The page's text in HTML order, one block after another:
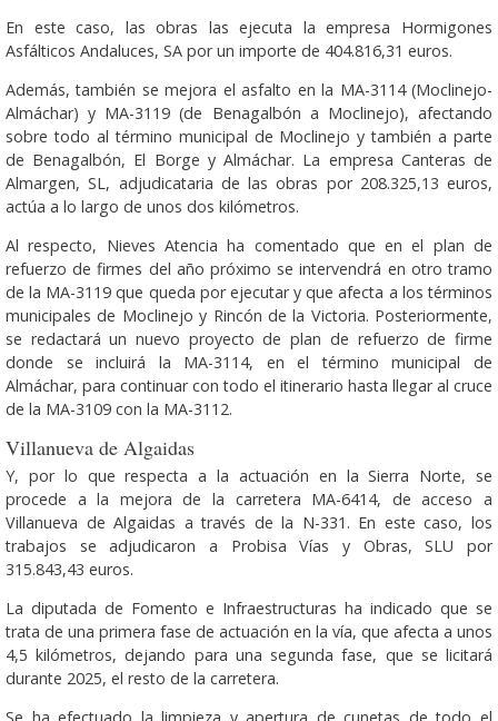
En este caso, las obras las ejecuta la empresa Hormigones
Asfálticos Andaluces, SA por un importe de 404.816,31 euros.
Además, también se mejora el asfalto en la MA-3114 (Moclinejo-
Almáchar) y MA-3119 (de Benagalbón a Moclinejo), afectando
sobre todo al término municipal de Moclinejo y también a parte
de Benagalbón, El Borge y Almáchar. La empresa Canteras de
Almargen, SL, adjudicataria de las obras por 208.325,13 euros,
actúa a lo largo de unos dos kilómetros.
Al respecto, Nieves Atencia ha comentado que en el plan de
refuerzo de firmes del año próximo se intervendrá en otro tramo
de la MA-3119 que queda por ejecutar y que afecta a los términos
municipales de Moclinejo y Rincón de la Victoria. Posteriormente,
se redactará un nuevo proyecto de plan de refuerzo de firme
donde se incluirá la MA-3114, en el término municipal de
Almáchar, para continuar con todo el itinerario hasta llegar al cruce
de la MA-3109 con la MA-3112.
Villanueva de Algaidas
Y, por lo que respecta a la actuación en la Sierra Norte, se
procede a la mejora de la carretera MA-6414, de acceso a
Villanueva de Algaidas a través de la N-331. En este caso, los
trabajos se adjudicaron a Probisa Vías y Obras, SLU por
315.843,43 euros.
La diputada de Fomento e Infraestructuras ha indicado que se
trata de una primera fase de actuación en la vía, que afecta a unos
4,5 kilómetros, dejando para una segunda fase, que se licitará
durante 2025, el resto de la carretera.